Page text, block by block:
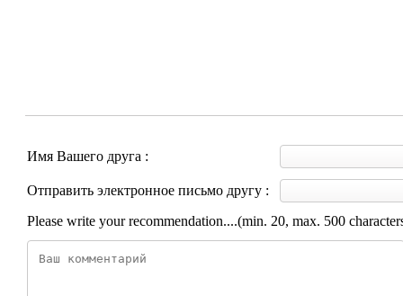
Имя Вашего друга :
Отправить электронное письмо другу :
Please write your recommendation....(min. 20, max. 500